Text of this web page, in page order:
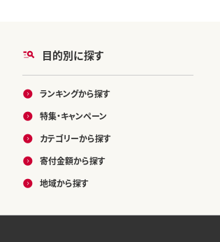
目的別に探す
ランキングから探す
特集・キャンペーン
カテゴリーから探す
寄付金額から探す
地域から探す